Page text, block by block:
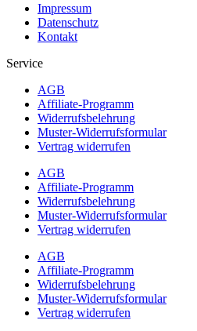
Impressum
Datenschutz
Kontakt
Service
AGB
Affiliate-Programm
Widerrufsbelehrung
Muster-Widerrufsformular
Vertrag widerrufen
AGB
Affiliate-Programm
Widerrufsbelehrung
Muster-Widerrufsformular
Vertrag widerrufen
AGB
Affiliate-Programm
Widerrufsbelehrung
Muster-Widerrufsformular
Vertrag widerrufen